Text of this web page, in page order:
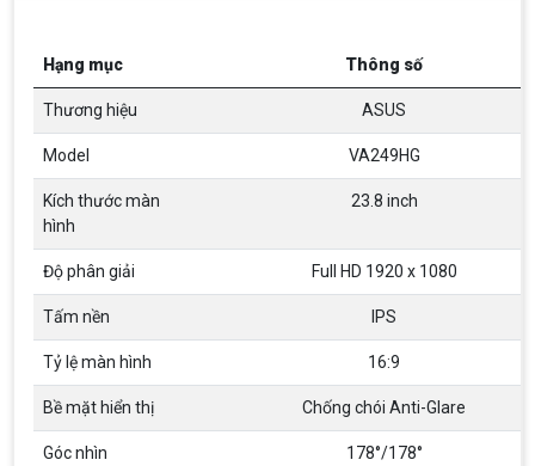
Hạng mục Thông số
Thương hiệu ASUS
Model VA249HG
Kích thước màn
hình
23.8 inch
Độ phân giải Full HD 1920 x 1080
Tấm nền IPS
Tỷ lệ màn hình 16:9
Bề mặt hiển thị Chống chói Anti-Glare
Góc nhìn 178°/178°
Top 18 tựa game PC huyền thoại gắn liền